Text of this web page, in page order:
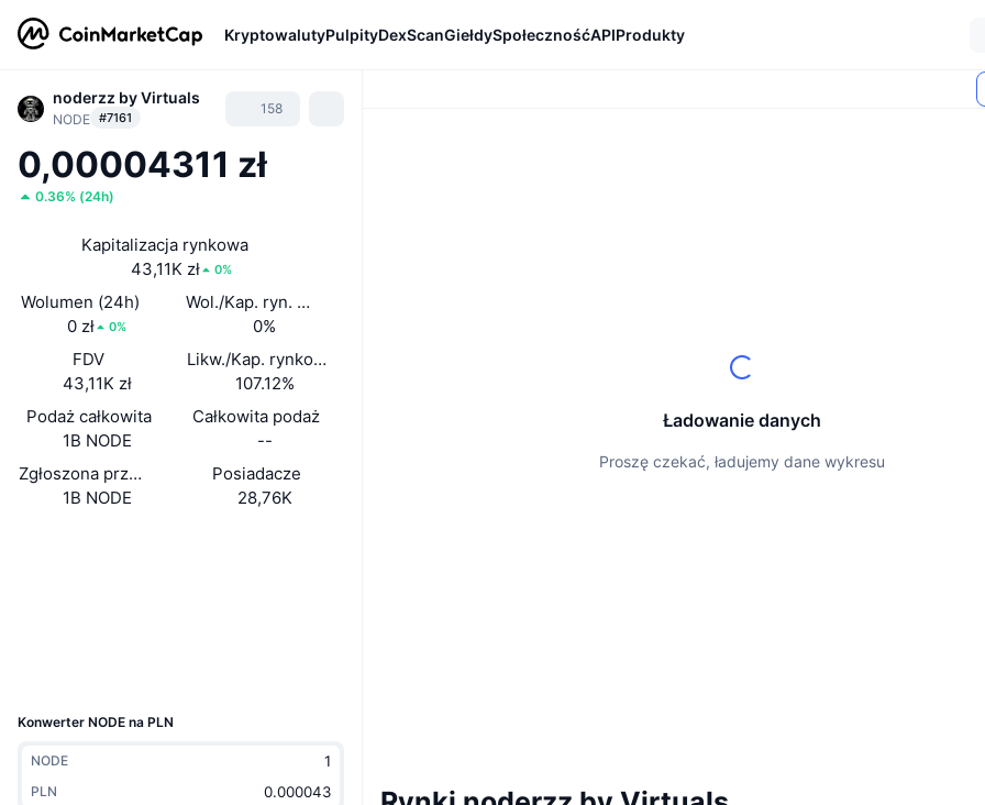
KryptowalutyPulpityDexScanGiełdySpołecznośćAPIProdukty
noderzz by Virtuals
NODE #7161
158
0,00004311 zł
0.36% (24h)
Kapitalizacja rynkowa
43,11K zł
0%
Wolumen (24h)
0 zł
0%
Wol./Kap. ryn. (24 h)
0%
FDV
43,11K zł
Likw./Kap. rynkowa
107.12%
Podaż całkowita
1B NODE
Całkowita podaż
--
Zgłoszona przez zespół podaż w obiegu
1B NODE
Posiadacze
28,76K
Konwerter NODE na PLN
NODE
PLN
Ładowanie danych
Proszę czekać, ładujemy dane wykresu